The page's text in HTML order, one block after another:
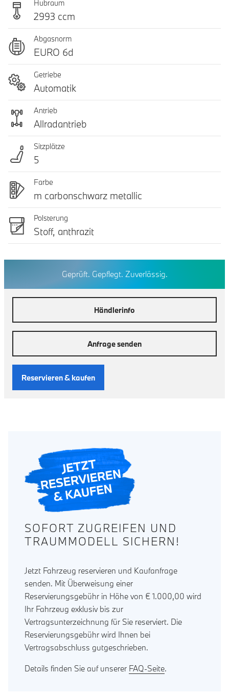
Hubraum
2993 ccm
Abgasnorm
EURO 6d
Getriebe
Automatik
Antrieb
Allradantrieb
Sitzplätze
5
Farbe
m carbonschwarz metallic
Polsterung
Stoff, anthrazit
Geprüft. Gepflegt. Zuverlässig.
Händlerinfo
Anfrage senden
Reservieren & kaufen
SOFORT ZUGREIFEN UND
TRAUMMODELL SICHERN!
Jetzt Fahrzeug reservieren und Kaufanfrage
senden. Mit Überweisung einer
Reservierungsgebühr in Höhe von € 1.000,00 wird
Ihr Fahrzeug exklusiv bis zur
Vertragsunterzeichnung für Sie reserviert. Die
Reservierungsgebühr wird Ihnen bei
Vertragsabschluss gutgeschrieben.
Details finden Sie auf unserer FAQ-Seite.